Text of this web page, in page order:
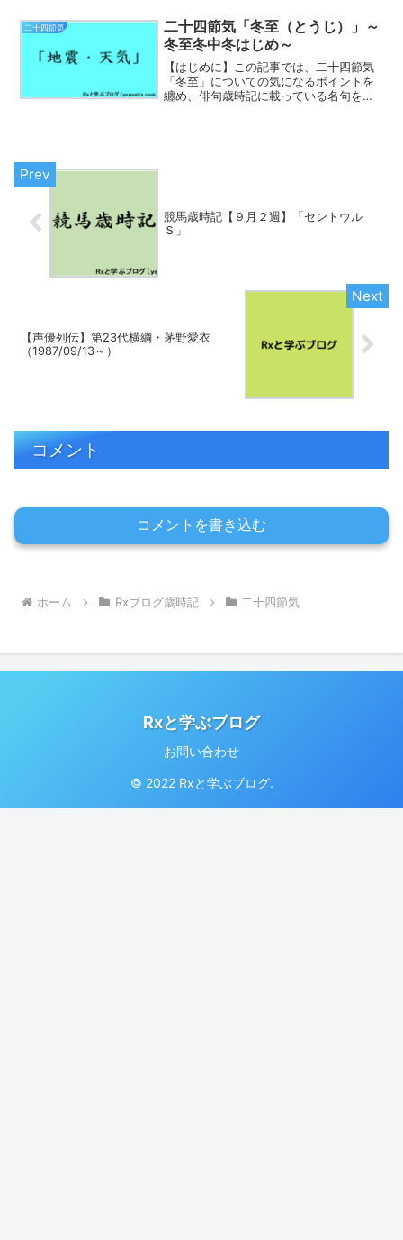
さい！二十四節気（にじゅうしせっき）
とは、中国の戦国時代...
二十四節気
二十四節気「冬至（とうじ）」～
冬至冬中冬はじめ～
【はじめに】この記事では、二十四節気
「冬至」についての気になるポイントを
纏め、俳句歳時記に載っている名句を鑑
競馬歳時記【９月２週】「セントウル
Ｓ」
【声優列伝】第23代横綱・茅野愛衣
（1987/09/13～）
コメント
コメントを書き込む
ホーム Rxブログ歳時記 二十四節気
Rxと学ぶブログ
お問い合わせ
© 2022 Rxと学ぶブログ.